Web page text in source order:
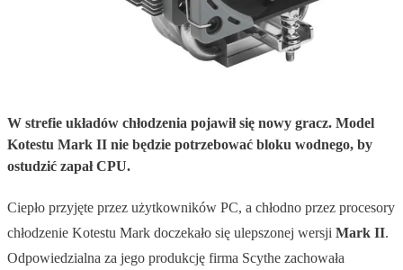
W strefie układów chłodzenia pojawił się nowy gracz. Model
Kotestu Mark II nie będzie potrzebować bloku wodnego, by
ostudzić zapał CPU.
Ciepło przyjęte przez użytkowników PC, a chłodno przez procesory
chłodzenie Kotestu Mark doczekało się ulepszonej wersji Mark II.
Odpowiedzialna za jego produkcję firma Scythe zachowała